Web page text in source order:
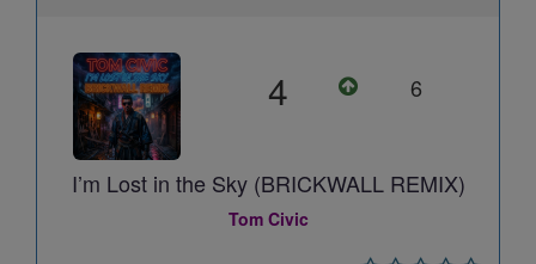
4 6
I’m Lost in the Sky (BRICKWALL REMIX)
Tom Civic